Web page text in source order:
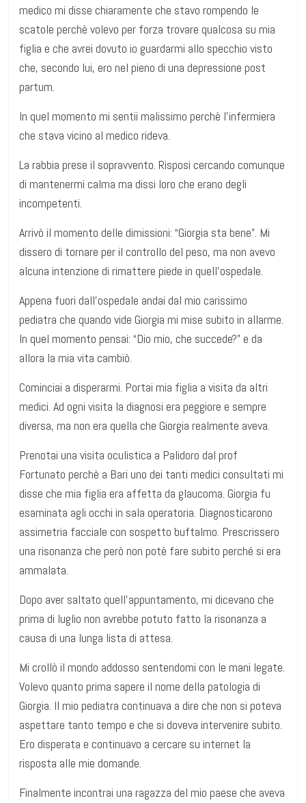
medico mi disse chiaramente che stavo rompendo le
scatole perchè volevo per forza trovare qualcosa su mia
figlia e che avrei dovuto io guardarmi allo specchio visto
che, secondo lui, ero nel pieno di una depressione post
partum.
In quel momento mi sentii malissimo perchè l’infermiera
che stava vicino al medico rideva.
La rabbia prese il sopravvento. Risposi cercando comunque
di mantenermi calma ma dissi loro che erano degli
incompetenti.
Arrivò il momento delle dimissioni: “Giorgia sta bene”. Mi
dissero di tornare per il controllo del peso, ma non avevo
alcuna intenzione di rimattere piede in quell’ospedale.
Appena fuori dall’ospedale andai dal mio carissimo
pediatra che quando vide Giorgia mi mise subito in allarme.
In quel momento pensai: “Dio mio, che succede?” e da
allora la mia vita cambiò.
Cominciai a disperarmi. Portai mia figlia a visita da altri
medici. Ad ogni visita la diagnosi era peggiore e sempre
diversa, ma non era quella che Giorgia realmente aveva.
Prenotai una visita oculistica a Palidoro dal prof
Fortunato perchè a Bari uno dei tanti medici consultati mi
disse che mia figlia era affetta da glaucoma. Giorgia fu
esaminata agli occhi in sala operatoria. Diagnosticarono
assimetria facciale con sospetto buftalmo. Prescrissero
una risonanza che però non potè fare subito perché si era
ammalata.
Dopo aver saltato quell’appuntamento, mi dicevano che
prima di luglio non avrebbe potuto fatto la risonanza a
causa di una lunga lista di attesa.
Mi crollò il mondo addosso sentendomi con le mani legate.
Volevo quanto prima sapere il nome della patologia di
Giorgia. Il mio pediatra continuava a dire che non si poteva
aspettare tanto tempo e che si doveva intervenire subito.
Ero disperata e continuavo a cercare su internet la
risposta alle mie domande.
Finalmente incontrai una ragazza del mio paese che aveva